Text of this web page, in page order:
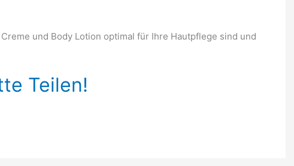
und Body Lotion optimal für Ihre Hautpflege sind und
Teilen!